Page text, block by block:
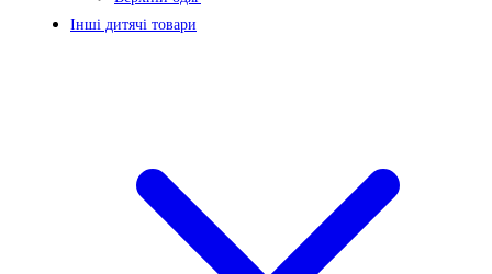
Інші дитячі товари